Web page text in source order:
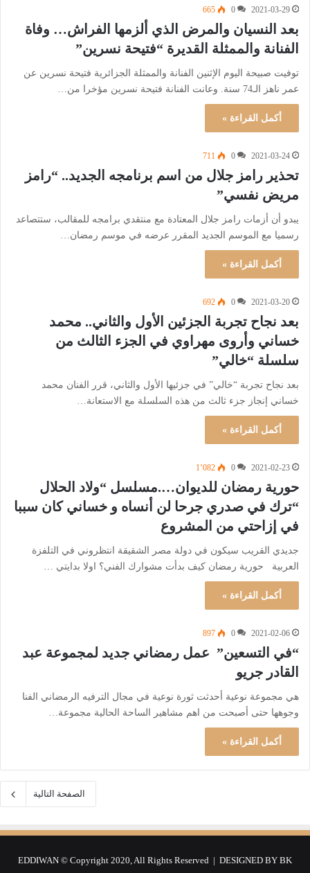
2021-03-29
0
665
بعد النسيان والمرض الذي ألزمها الفراش… وفاة
الفنانة والممثلة القديرة “فتيحة نسرين”
‎توفيت صبيحة اليوم الإثنين الفنانة والممثلة الجزائرية فتيحة نسرين عن
عمر ناهز الـ74 سنة. ‎وعانت الفنانة فتيحة نسرين مؤخرا من…
أكمل القراءة »
2021-03-24
0
711
تحذير رامز جلال من اسم برنامجه الجديد.. “رامز
مريض نفسي”
يبدو أن أزمات رامز جلال المعتادة مع منتقدي برامجه للمقالب، ستتصاعد
رسميا مع الموسم الجديد المقرر عرضه في موسم رمضان…
أكمل القراءة »
2021-03-20
0
692
بعد نجاح تجربة الجزئين الأول والثاني.. محمد
خساني وأروى مهراوي في الجزء الثالث من
سلسلة “خالي”
بعد نجاح تجربة “خالي” في جزئيها الأول والثاني، قرر الفنان محمد
خساني إنجاز جزء ثالث من هذه السلسلة مع الاستعانة…
أكمل القراءة »
2021-02-23
0 1٬082
حورية رمضان للديوان….مسلسل “ولاد الحلال
“ترك في صدري جرحا لن أنساه و خساني كان سببا
في إزاحتي من المشروع
جديدي القريب سيكون في دولة مصر الشقيقة انتظروني في التلفزة
العربية حورية رمضان كيف بدأت مشوارك الفني؟ اولا بدايتي …
أكمل القراءة »
2021-02-06
0
897
“في التسعين” عمل رمضاني جديد لمجموعة عبد
القادر جريو
هي مجموعة نوعية أحدثت ثورة نوعية في مجال الترفيه الرمضاني الفنا
وجوهها حتى أصبحت من اهم مشاهير الساحة الحالية مجموعة…
أكمل القراءة »
الصفحة التالية
EDDIWAN © Copyright 2020, All Rights Reserved | DESIGNED BY BK